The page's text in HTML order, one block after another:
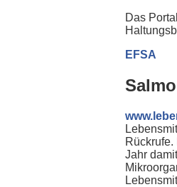
Das Portal
EFSA
Jahr